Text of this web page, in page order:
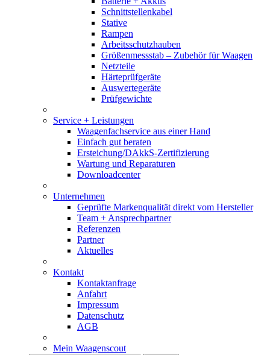
Schnittstellenkabel
Stative
Rampen
Arbeitsschutzhauben
Größenmessstab – Zubehör für Waagen
Netzteile
Härteprüfgeräte
Auswertegeräte
Prüfgewichte
Service + Leistungen
Waagenfachservice aus einer Hand
Einfach gut beraten
Ersteichung/DAkkS-Zertifizierung
Wartung und Reparaturen
Downloadcenter
Unternehmen
Geprüfte Markenqualität direkt vom Hersteller
Team + Ansprechpartner
Referenzen
Partner
Aktuelles
Kontakt
Kontaktanfrage
Anfahrt
Impressum
Datenschutz
AGB
Mein Waagenscout